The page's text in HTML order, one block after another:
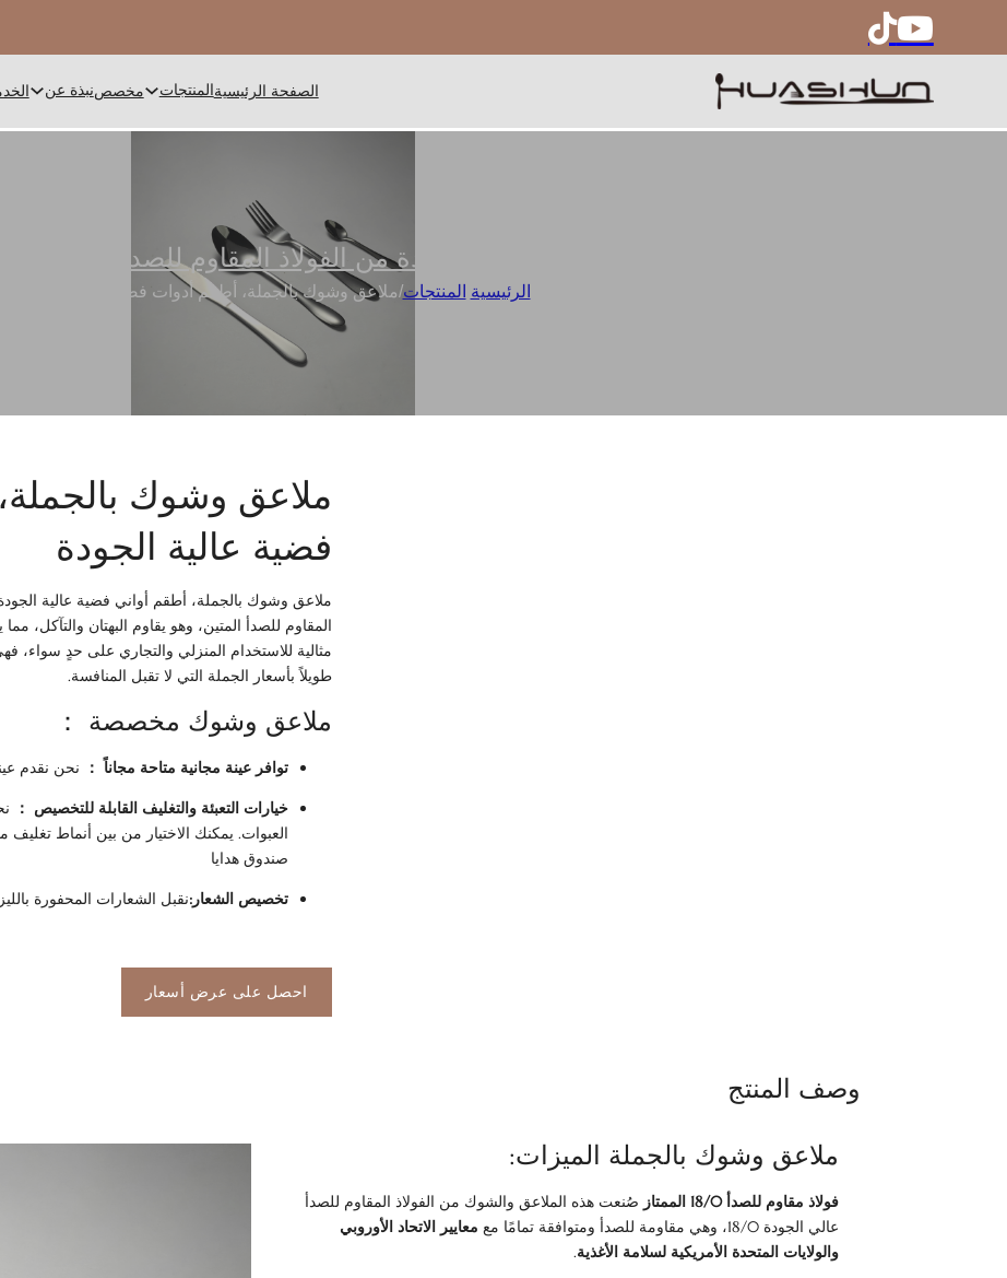
الصفحة الرئيسيةالمنتجات مخصصنبذة عن
طقم أدوات مائدة من الفولاذ المقاوم للصدأ
الرئيسية المنتجات/ملاعق وشوك بالجملة، أطقم أدوات فضية عالية الجودة
ملاعق وشوك
فضية عالية الجودة
ملاعق وشوك بالجملة، أطقم أواني فضية عالية
المقاوم للصدأ المتين، وهو يقاوم البهتان والتآكل،
مثالية للاستخدام المنزلي والتجاري على حدٍ سواء،
طويلاً بأسعار الجملة التي لا تقبل المنافسة.
ملاعق وشوك مخصصة ：
توافر عينة مجانية متاحة مجاناً ： نحن نقدم
خيارات التعبئة والتغليف القابلة للتخصيص ：
صندوق هدايا
تخصيص الشعار:نقبل الشعارات المحفورة
احصل على عرض أسعار
وصف المنتج
ملاعق وشوك بالجملة الميزات:
فولاذ مقاوم للصدأ 18/0 الممتاز
صُنعت هذه الملاعق والشوك من الفولاذ المقاوم للصدأ
عالي الجودة 18/0، وهي مقاومة للصدأ ومتوافقة تمامًا مع
معايير الاتحاد الأوروبي
والولايات المتحدة الأمريكية لسلامة الأغذية.